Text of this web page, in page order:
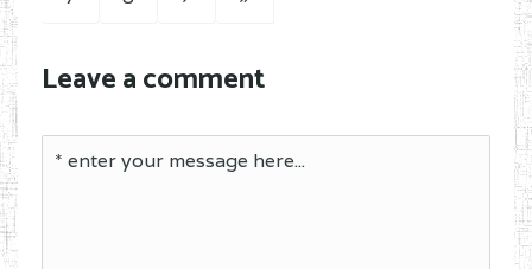
Leave a comment